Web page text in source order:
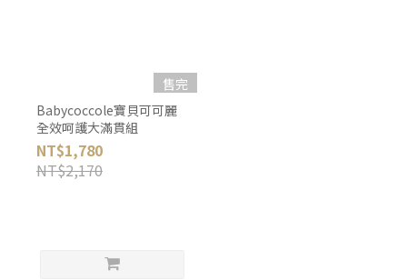
售完
Babycoccole寶貝可可麗
全效呵護大滿貫組
NT$1,780
NT$2,170